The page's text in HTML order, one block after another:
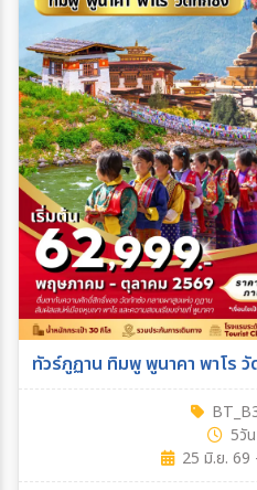
ทัวร์ภูฏาน ทิมพู พูนาคา พาโร
5วั
25 มิ.ย. 69